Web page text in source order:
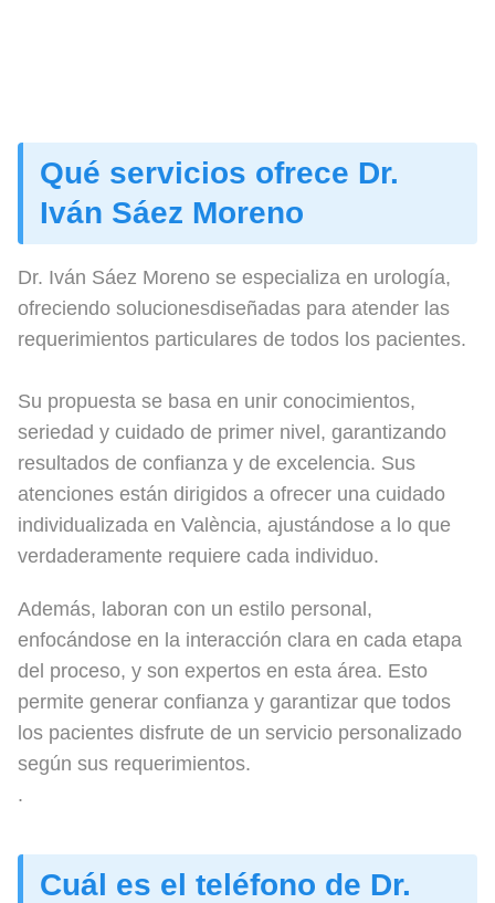
Qué servicios ofrece Dr.
Iván Sáez Moreno
Dr. Iván Sáez Moreno se especializa en urología,
ofreciendo solucionesdiseñadas para atender las
requerimientos particulares de todos los pacientes.
Su propuesta se basa en unir conocimientos,
seriedad y cuidado de primer nivel, garantizando
resultados de confianza y de excelencia. Sus
atenciones están dirigidos a ofrecer una cuidado
individualizada en València, ajustándose a lo que
verdaderamente requiere cada individuo.
Además, laboran con un estilo personal,
enfocándose en la interacción clara en cada etapa
del proceso, y son expertos en esta área. Esto
permite generar confianza y garantizar que todos
los pacientes disfrute de un servicio personalizado
según sus requerimientos.
.
Cuál es el teléfono de Dr.